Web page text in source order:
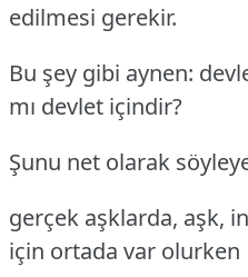
edilmesi gerekir.
Bu şey gibi aynen:
mı devlet içindir?
Şunu net olarak
gerçek aşklarda, aşk,
için ortada var olurken